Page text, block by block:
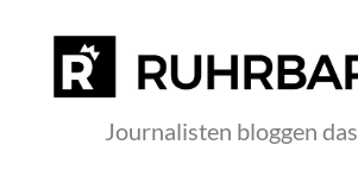
Journalisten bloggen